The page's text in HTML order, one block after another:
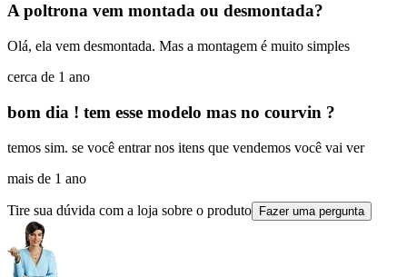
A poltrona vem montada ou desmontada?
Olá, ela vem desmontada. Mas a montagem é muito simples
cerca de 1 ano
bom dia ! tem esse modelo mas no courvin ?
temos sim. se você entrar nos itens que vendemos você vai ver
mais de 1 ano
Tire sua dúvida com a loja sobre o produto Fazer uma pergunta